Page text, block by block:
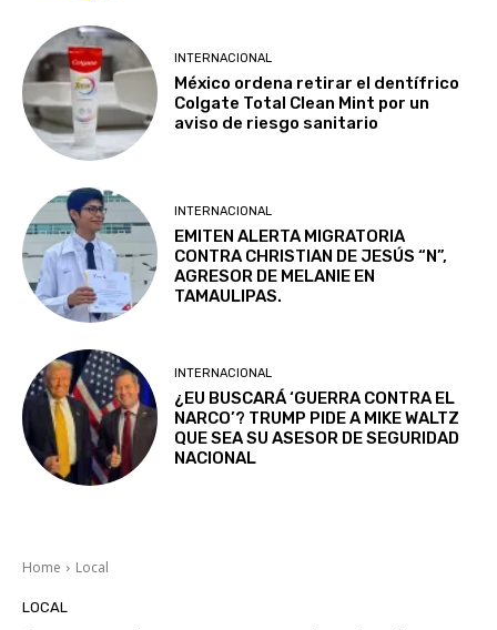
INTERNACIONAL
México ordena retirar el dentífrico
Colgate Total Clean Mint por un
aviso de riesgo sanitario
INTERNACIONAL
EMITEN ALERTA MIGRATORIA
CONTRA CHRISTIAN DE JESÚS “N”,
AGRESOR DE MELANIE EN
TAMAULIPAS.
INTERNACIONAL
¿EU BUSCARÁ ‘GUERRA CONTRA EL
NARCO’? TRUMP PIDE A MIKE WALTZ
QUE SEA SU ASESOR DE SEGURIDAD
NACIONAL